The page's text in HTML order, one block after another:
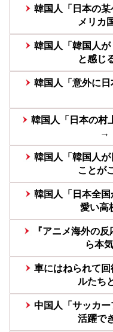
韓国人「日本の
メリカ
韓国人「韓国人が
と感じ
韓国人「意外に
韓国人「日本の村
→
韓国人「韓国人
ことが
韓国人「日本全
愛い高
『アニメ海外の
ら本
車にはねられて
ルたち
中国人「サッカ
活躍で